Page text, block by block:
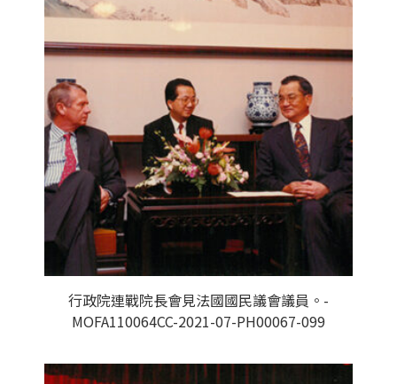
行政院連戰院長會見法國國民議會議員。-
MOFA110064CC-2021-07-PH00067-099